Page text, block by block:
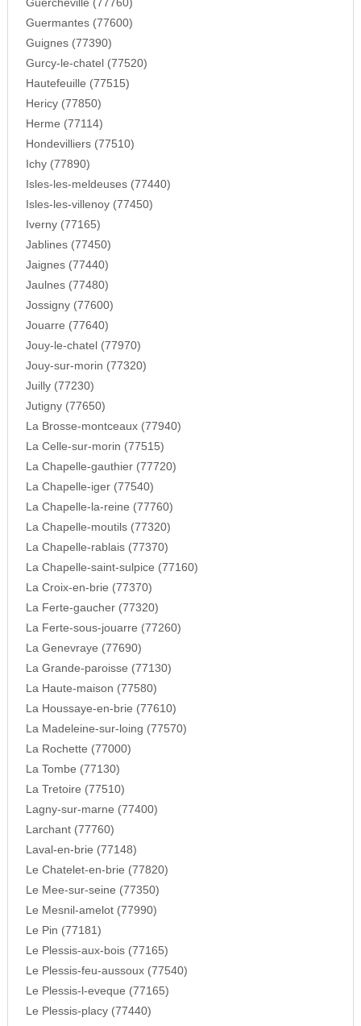
Guercheville (77760)
Guermantes (77600)
Guignes (77390)
Gurcy-le-chatel (77520)
Hautefeuille (77515)
Hericy (77850)
Herme (77114)
Hondevilliers (77510)
Ichy (77890)
Isles-les-meldeuses (77440)
Isles-les-villenoy (77450)
Iverny (77165)
Jablines (77450)
Jaignes (77440)
Jaulnes (77480)
Jossigny (77600)
Jouarre (77640)
Jouy-le-chatel (77970)
Jouy-sur-morin (77320)
Juilly (77230)
Jutigny (77650)
La Brosse-montceaux (77940)
La Celle-sur-morin (77515)
La Chapelle-gauthier (77720)
La Chapelle-iger (77540)
La Chapelle-la-reine (77760)
La Chapelle-moutils (77320)
La Chapelle-rablais (77370)
La Chapelle-saint-sulpice (77160)
La Croix-en-brie (77370)
La Ferte-gaucher (77320)
La Ferte-sous-jouarre (77260)
La Genevraye (77690)
La Grande-paroisse (77130)
La Haute-maison (77580)
La Houssaye-en-brie (77610)
La Madeleine-sur-loing (77570)
La Rochette (77000)
La Tombe (77130)
La Tretoire (77510)
Lagny-sur-marne (77400)
Larchant (77760)
Laval-en-brie (77148)
Le Chatelet-en-brie (77820)
Le Mee-sur-seine (77350)
Le Mesnil-amelot (77990)
Le Pin (77181)
Le Plessis-aux-bois (77165)
Le Plessis-feu-aussoux (77540)
Le Plessis-l-eveque (77165)
Le Plessis-placy (77440)